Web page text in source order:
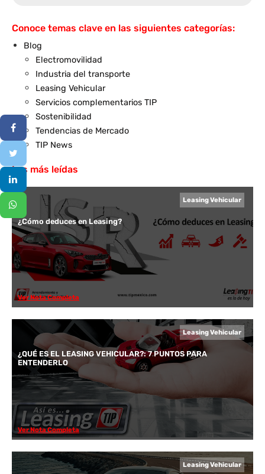
Conoce temas clave en las siguientes categorías:
Blog
Electromovilidad
Industria del transporte
Leasing Vehicular
Servicios complementarios TIP
Sostenibilidad
Tendencias de Mercado
TIP News
Las más leídas
Leasing Vehicular
¿Cómo deduces en Leasing?
Ver Nota Completa
Leasing Vehicular
¿QUÉ ES EL LEASING VEHICULAR?: 7 PUNTOS PARA
ENTENDERLO
Ver Nota Completa
Leasing Vehicular